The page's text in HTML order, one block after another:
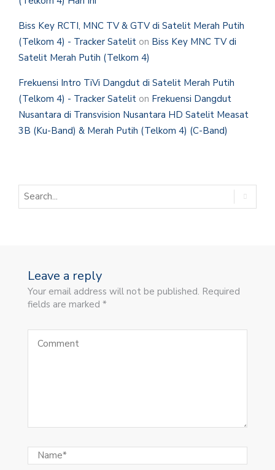
Biss Key RCTI, MNC TV & GTV di Satelit Merah Putih
(Telkom 4) - Tracker Satelit on Biss Key MNC TV di
Satelit Merah Putih (Telkom 4)
Frekuensi Intro TiVi Dangdut di Satelit Merah Putih
(Telkom 4) - Tracker Satelit on Frekuensi Dangdut
Nusantara di Transvision Nusantara HD Satelit Measat
3B (Ku-Band) & Merah Putih (Telkom 4) (C-Band)
Leave a reply
Your email address will not be published. Required
fields are marked *